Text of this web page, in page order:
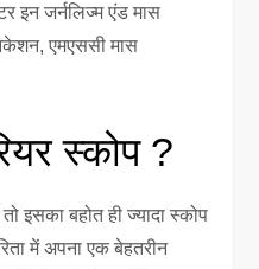
इन जर्नलिज्म एंड मास
एमएससी मास
स्कोप ?
इसका बहोत ही ज्यादा स्कोप
में अपना एक बेहतरीन